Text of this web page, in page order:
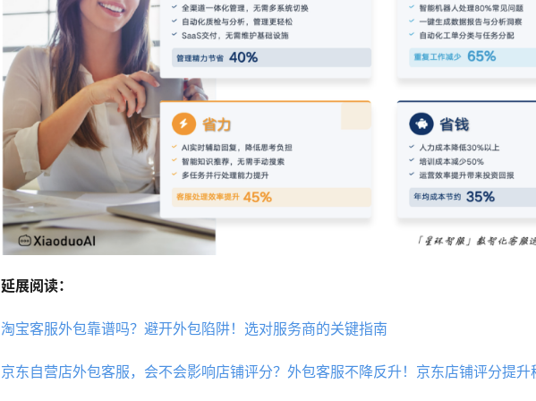
延展阅读：
淘宝客服外包靠谱吗？避开外包陷阱！选对服务商的关键指南
京东自营店外包客服，会不会影响店铺评分？外包客服不降反升！京东店铺评分提升